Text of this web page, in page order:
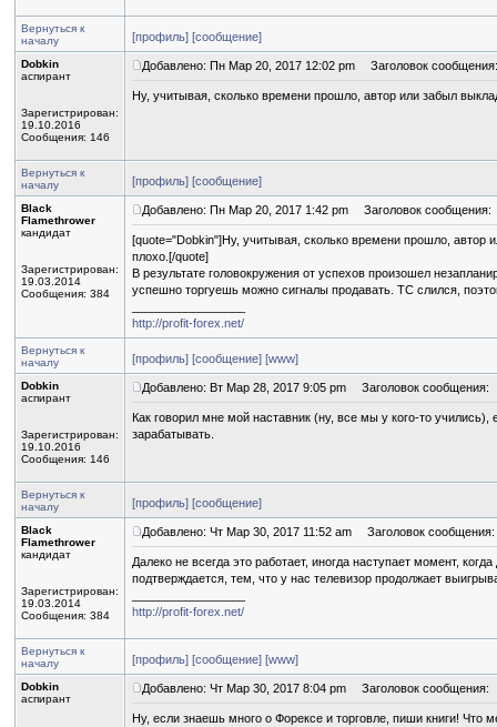
Вернуться к
началу
[профиль] [сообщение]
Dobkin
аспирант
Зарегистрирован:
19.10.2016
Сообщения: 146
Добавлено: Пн Мар 20, 2017 12:02 pm Заголовок сообщения:
Ну, учитывая, сколько времени прошло, автор или забыл
Вернуться к
началу
[профиль] [сообщение]
Black
Flamethrower
кандидат
Зарегистрирован:
19.03.2014
Сообщения: 384
Добавлено: Пн Мар 20, 2017 1:42 pm Заголовок сообщения:
[quote="Dobkin"]Ну, учитывая, сколько времени прошло, автор
плохо.[/quote]
В результате головокружения от успехов произошел
успешно торгуешь можно сигналы продавать. ТС слился,
http://profit-forex.net/
Вернуться к
началу
[профиль] [сообщение] [www]
Dobkin
аспирант
Зарегистрирован:
19.10.2016
Сообщения: 146
Добавлено: Вт Мар 28, 2017 9:05 pm Заголовок сообщения:
Как говорил мне мой наставник (ну, все мы у кого-то
зарабатывать.
Вернуться к
началу
[профиль] [сообщение]
Black
Flamethrower
кандидат
Зарегистрирован:
19.03.2014
Сообщения: 384
Добавлено: Чт Мар 30, 2017 11:52 am Заголовок сообщения:
Далеко не всегда это работает, иногда наступает момент,
подтверждается, тем, что у нас телевизор продолжает
http://profit-forex.net/
Вернуться к
началу
[профиль] [сообщение] [www]
Dobkin
аспирант
Добавлено: Чт Мар 30, 2017 8:04 pm Заголовок сообщения:
Ну, если знаешь много о Форексе и торговле, пиши книги! Что